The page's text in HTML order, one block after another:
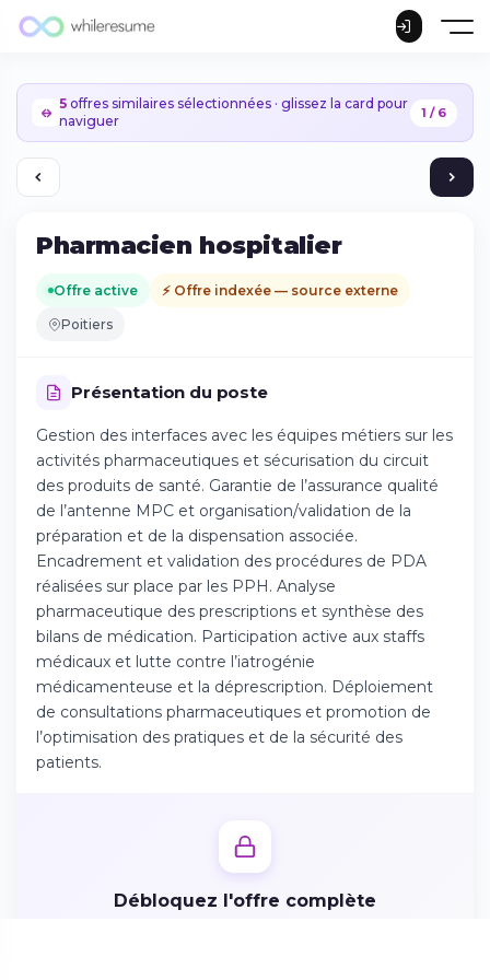
5 offres similaires sélectionnées · glissez la card pour
naviguer
1 / 6
Pharmacien hospitalier
Offre active ⚡ Offre indexée — source externe
Poitiers
Présentation du poste
Gestion des interfaces avec les équipes métiers sur les
activités pharmaceutiques et sécurisation du circuit
des produits de santé. Garantie de l’assurance qualité
de l’antenne MPC et organisation/validation de la
préparation et de la dispensation associée.
Encadrement et validation des procédures de PDA
réalisées sur place par les PPH. Analyse
pharmaceutique des prescriptions et synthèse des
bilans de médication. Participation active aux staffs
médicaux et lutte contre l’iatrogénie
médicamenteuse et la déprescription. Déploiement
de consultations pharmaceutiques et promotion de
l’optimisation des pratiques et de la sécurité des
patients.
Débloquez l'offre complète
Continuer sur iPhone
Téléchargez l'app sur l'App Store
Continuer sur Android
Téléchargez l'app sur Google Play
Se connecter sur le web
Accédez à votre compte depuis votre